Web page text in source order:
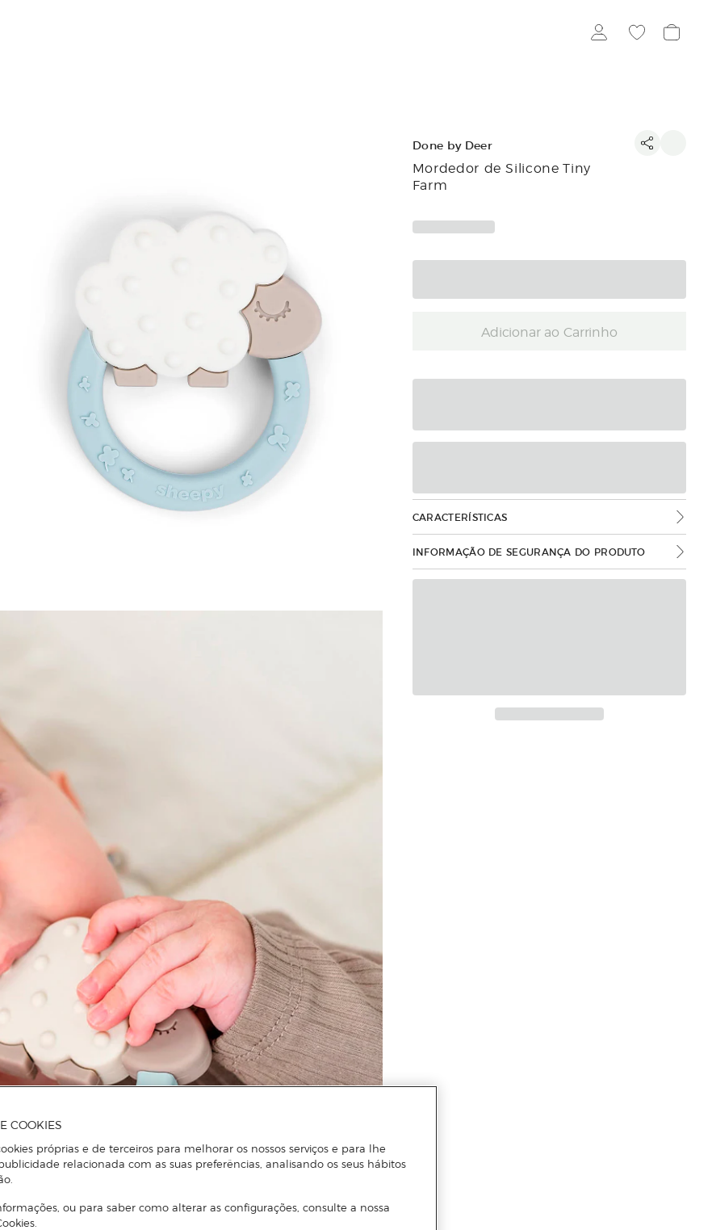
Done by Deer
Mordedor de Silicone Tiny
Farm
Adicionar ao Carrinho
CARACTERÍSTICAS
INFORMAÇÃO DE SEGURANÇA DO PRODUTO
COOKIES
próprias e de terceiros para melhorar os nossos serviços e para lhe
relacionada com as suas preferências, analisando os seus hábitos
ou para saber como alterar as configurações, consulte a nossa